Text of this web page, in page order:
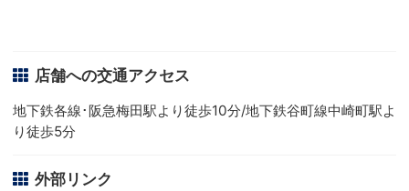
店舗への交通アクセス
地下鉄各線･阪急梅田駅より徒歩10分/地下鉄谷町線中崎町駅よ
り徒歩5分
外部リンク